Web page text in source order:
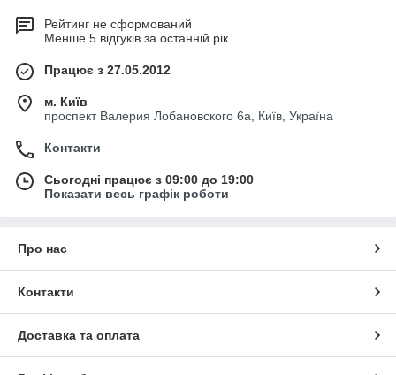
Рейтинг не сформований
Менше 5 відгуків за останній рік
Працює з 27.05.2012
м. Київ
проспект Валерия Лобановского 6а, Київ, Україна
Контакти
Сьогодні працює з 09:00 до 19:00
Показати весь графік роботи
Про нас
Контакти
Доставка та оплата